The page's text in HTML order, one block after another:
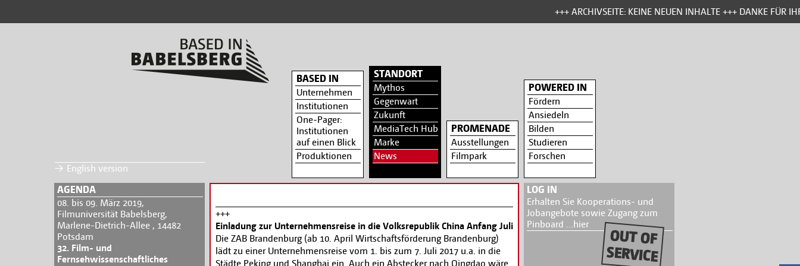
+++ ARCHIVSEITE: KEINE NEUEN INHALTE +++ DANKE FÜR
English version
BASED IN
Unternehmen
Institutionen
One-Pager:
Institutionen
auf einen Blick
Produktionen
STANDORT
Mythos
Gegenwart
Zukunft
MediaTech Hub
Marke
News
PROMENADE
Ausstellungen
Filmpark
POWERED IN
Fördern
Ansiedeln
Bilden
Studieren
Forschen
AGENDA
08. bis 09. März 2019,
Filmuniversität Babelsberg,
Marlene-Dietrich-Allee , 14482
Potsdam
32. Film- und
Fernsehwissenschaftliches
LOG IN
Erhalten Sie Kooperations- und
Jobangebote sowie Zugang zum
Pinboard ...hier
OUT OF
SERVICE
+++
Einladung zur Unternehmensreise in die Volksrepublik China Anfang Juli
Die ZAB Brandenburg (ab 10. April Wirtschaftsförderung Brandenburg)
lädt zu einer Unternehmensreise vom 1. bis zum 7. Juli 2017 u.a. in die
Städte Peking und Shanghai ein. Auch ein Abstecker nach Qingdao wäre